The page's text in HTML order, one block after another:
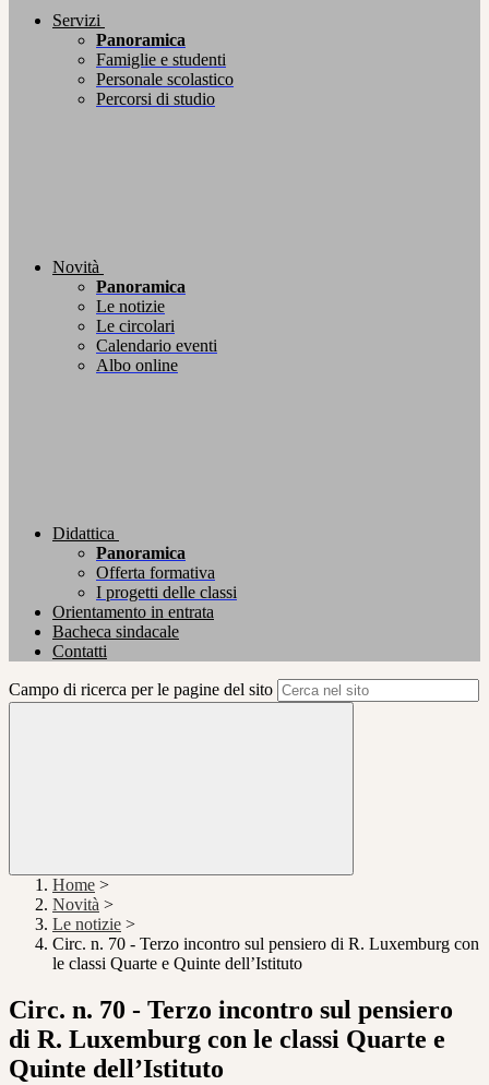
Servizi
Panoramica
Famiglie e studenti
Personale scolastico
Percorsi di studio
Novità
Panoramica
Le notizie
Le circolari
Calendario eventi
Albo online
Didattica
Panoramica
Offerta formativa
I progetti delle classi
Orientamento in entrata
Bacheca sindacale
Contatti
Campo di ricerca per le pagine del sito
Home >
Novità >
Le notizie >
Circ. n. 70 - Terzo incontro sul pensiero di R. Luxemburg con
le classi Quarte e Quinte dell’Istituto
Circ. n. 70 - Terzo incontro sul pensiero
di R. Luxemburg con le classi Quarte e
Quinte dell’Istituto